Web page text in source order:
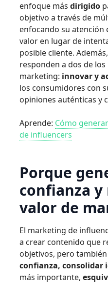
enfoque más dirigido
objetivo a través de
enfocando su atención
valor en lugar de
posible cliente.
responden a dos de
marketing: innovar y
los consumidores con
opiniones auténticas y
Aprende: Cómo
de influencers
Porque
confianza
valor de
El marketing de
a crear contenido que
objetivos, pero
confianza, consolidar
más importante,